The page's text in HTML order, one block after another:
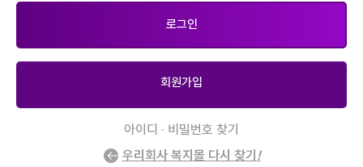
회원가입
아이디 · 비밀번호 찾기
우리회사 복지몰 다시 찾기 !